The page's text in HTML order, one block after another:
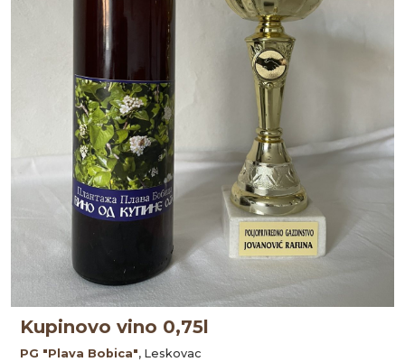
Kupinovo vino 0,75l
PG "Plava Bobica", Leskovac